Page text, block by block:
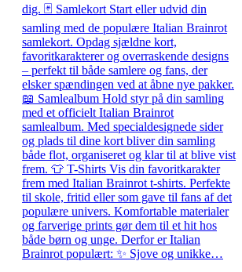
dig. 🃏 Samlekort Start eller udvid din
samling med de populære Italian Brainrot
samlekort. Opdag sjældne kort,
favoritkarakterer og overraskende designs
– perfekt til både samlere og fans, der
elsker spændingen ved at åbne nye pakker.
📖 Samlealbum Hold styr på din samling
med et officielt Italian Brainrot
samlealbum. Med specialdesignede sider
og plads til dine kort bliver din samling
både flot, organiseret og klar til at blive vist
frem. 👕 T-Shirts Vis din favoritkarakter
frem med Italian Brainrot t-shirts. Perfekte
til skole, fritid eller som gave til fans af det
populære univers. Komfortable materialer
og farverige prints gør dem til et hit hos
både børn og unge. Derfor er Italian
Brainrot populært: ✨ Sjove og unikke…